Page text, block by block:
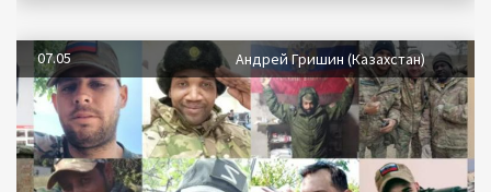
07.05 Андрей Гришин (Казахстан)